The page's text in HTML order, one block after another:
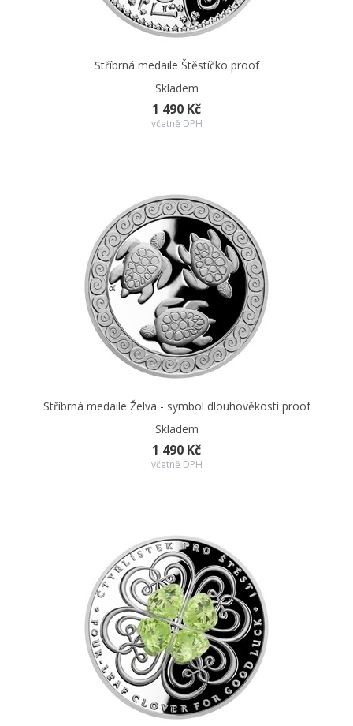
Stříbrná medaile Štěstíčko proof
Skladem
1 490 Kč
včetně DPH
Stříbrná medaile Želva - symbol dlouhověkosti proof
Skladem
1 490 Kč
včetně DPH